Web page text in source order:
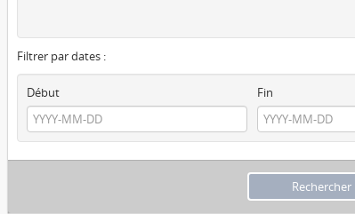
Filtrer par dates :
Début
Fin